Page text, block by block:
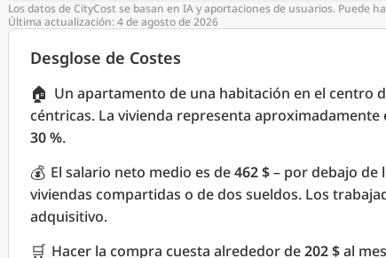
Los datos de CityCost se basan en IA y aportaciones de usuarios. Puede
Última actualización: 4 de agosto de 2026
Desglose de Costes
🏠 Un apartamento de una habitación en el centro
céntricas. La vivienda representa aproximadamente
30 %.
💰 El salario neto medio es de462 $– por debajo de
viviendas compartidas o de dos sueldos. Los
adquisitivo.
🛒 Hacer la compra cuesta alrededor de202 $al